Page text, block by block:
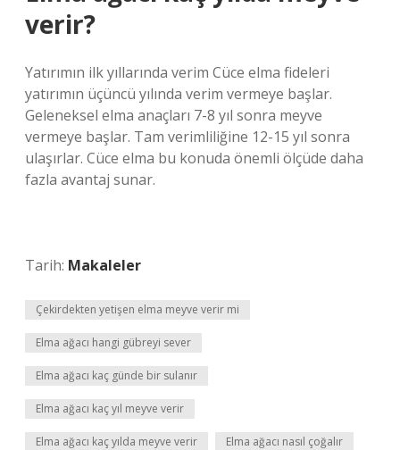
verir?
Yatırımın ilk yıllarında verim Cüce elma fideleri
yatırımın üçüncü yılında verim vermeye başlar.
Geleneksel elma anaçları 7-8 yıl sonra meyve
vermeye başlar. Tam verimliliğine 12-15 yıl sonra
ulaşırlar. Cüce elma bu konuda önemli ölçüde daha
fazla avantaj sunar.
Tarih: Makaleler
Çekirdekten yetişen elma meyve verir mi
Elma ağacı hangi gübreyi sever
Elma ağacı kaç günde bir sulanır
Elma ağacı kaç yıl meyve verir
Elma ağacı kaç yılda meyve verir Elma ağacı nasıl çoğalır